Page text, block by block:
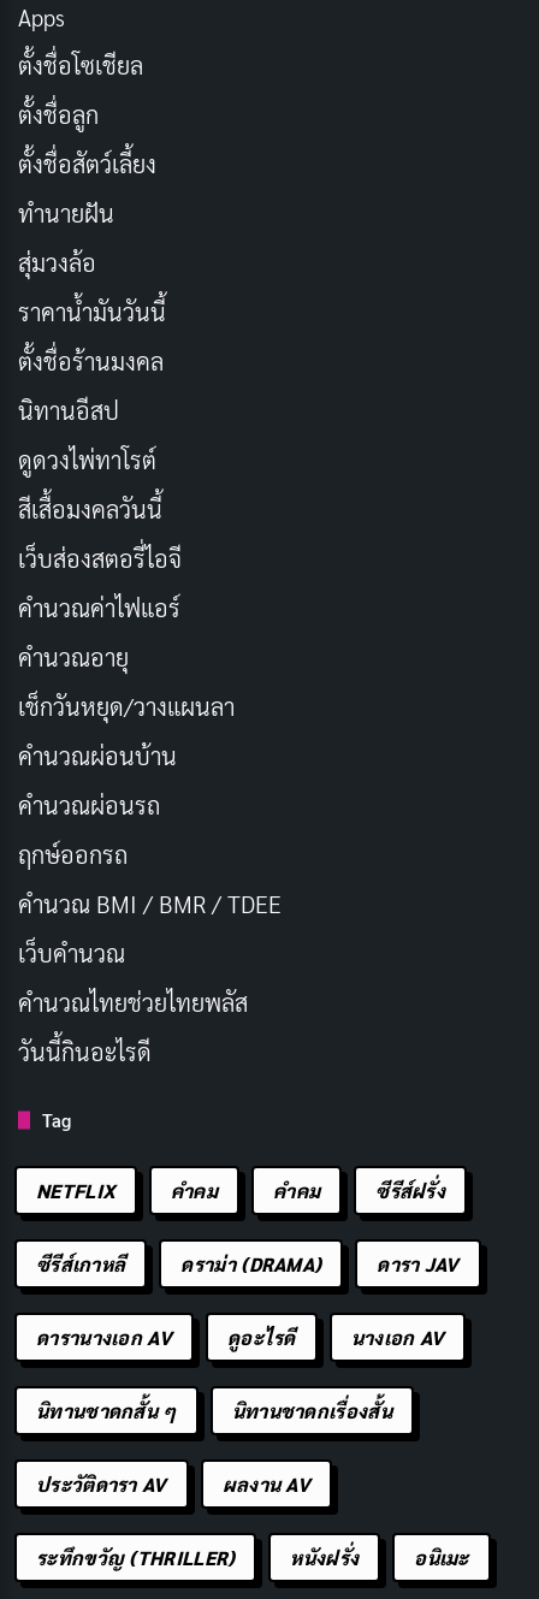
2. ครีม่า:
ปฏิกิริยาระหว่างน้ำมันในเมล็ดกาแฟกับ
คาร์บอนไดออกไซด์ ครีม่าที่ดีควรมีความหนาประมาณ 2-3
มม. และอยู่ได้นาน 2 นาที
3. ความกลมกล่อม (Body):
ดื่ม เอสเปรสโซควรมีความหนาแน่นคล้ายน้ำผึ้ง ไม่บาง
เหมือนชาหรือน้ำเปล่า
ปัจจัยที่ส่งผลต่อรสชาติได้แก่
เป็น Arabica) ระดับการคั่ว (มักใช้ Medium to Dark
Roast) และความสดใหม่ของเมล็ด (ควรชงภายใน 1 เดือน
เครื่องเอสเปรสโซ vs เครื่องชงกาแฟทั่วไป
แตกต่างอย่างไร?
เครื่องชงกาแฟทั่วไปอย่าง French Press หรือ Drip Coffee
ใช้หลักการแช่ผงกาแฟในน้ำร้อนโดยไม่ใช้แรงดัน ทำให้ได้
ใช้แรงดันสูง 9-10 บาร์เพื่อสกัดรสชาติและน้ำมันจาก
เมล็ดกาแฟในเวลาสั้นๆ
เครื่องเอสเปรสโซแบ่งเป็น 3 ประเภทหลัก:
Manual Lever Machines:ใช้แรงคนกด lever เหมาะ
กับมืออาชีพที่ต้องการควบคุมทุกปัจจัย
Semi-Automatic:มีปั๊มไฟฟ้า แต่บาริสตาต้องควบคุม
การหยุดชงเอง
Super-Automatic: กดปุ่มเดียวได้เอสเปรสโซ
สำเร็จรูป เหมาะสำหรับใช้ที่บ้าน
เครื่องราคาสูงมักทำจากสแตนเลสหรือทองแดง เพื่อรักษา
อุณหภูมิให้คงที่ ซึ่งส่งผลโดยตรงต่อรสชาติ
ทิ้งท้าย
Apps
ตั้งชื่อโซเชียล
ตั้งชื่อลูก
ตั้งชื่อสัตว์เลี้ยง
ทำนายฝัน
สุ่มวงล้อ
ราคาน้ำมันวันนี้
ตั้งชื่อร้านมงคล
นิทานอีสป
ดูดวงไพ่ทาโรต์
สีเสื้อมงคลวันนี้
เว็บส่องสตอรี่ไอจี
คำนวณค่าไฟแอร์
คำนวณอายุ
เช็กวันหยุด/วางแผนลา
คำนวณผ่อนบ้าน
คำนวณผ่อนรถ
ฤกษ์ออกรถ
คำนวณ BMI / BMR / TDEE
เว็บคํานวณ
คํานวณไทยช่วยไทยพลัส
วันนี้กินอะไรดี
Tag
NETFLIX คำคม คําคม ซีรีส์ฝรั่ง
ซีรีส์เกาหลี ดราม่า (DRAMA) ดารา JAV
ดารานางเอก AV ดูอะไรดี นางเอก AV
นิทานชาดกสั้น ๆ นิทานชาดกเรื่องสั้น
ประวัติดารา AV ผลงาน AV
ระทึกขวัญ (THRILLER) หนังฝรั่ง อนิเมะ